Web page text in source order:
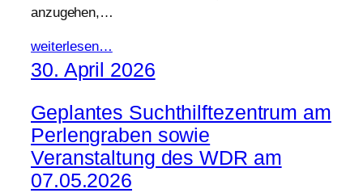
anzugehen,…
weiterlesen…
30. April 2026
Geplantes Suchthilftezentrum am
Perlengraben sowie
Veranstaltung des WDR am
07.05.2026